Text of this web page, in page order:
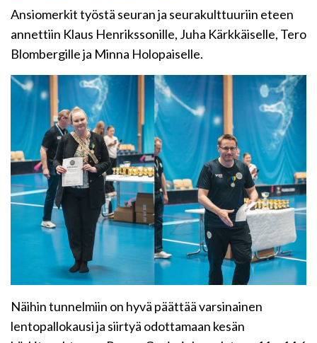
Ansiomerkit työstä seuran ja seurakulttuuriin eteen
annettiin Klaus Henrikssonille, Juha Kärkkäiselle, Tero
Blombergille ja Minna Holopaiselle.
Näihin tunnelmiin on hyvä päättää varsinainen
lentopallokausi ja siirtyä odottamaan kesän